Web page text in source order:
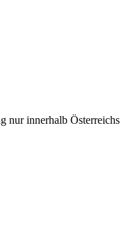
nur innerhalb Österreichs